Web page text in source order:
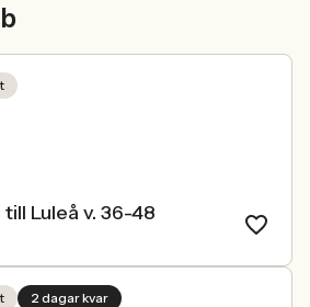
kompetens
det betyder i
Luleå v. 36-48
2 dagar kvar